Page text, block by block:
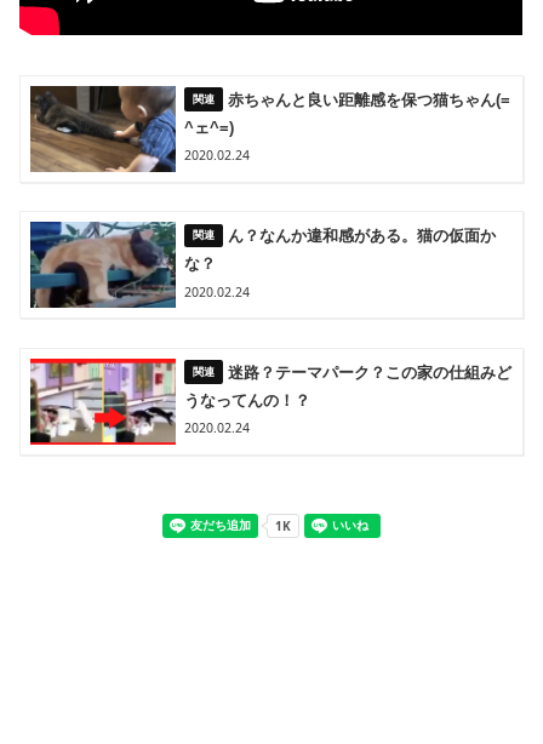
赤ちゃんと良い距離感を保つ猫ちゃん(=
^ェ^=)
2020.02.24
ん？なんか違和感がある。猫の仮面か
な？
2020.02.24
迷路？テーマパーク？この家の仕組みど
うなってんの！？
2020.02.24